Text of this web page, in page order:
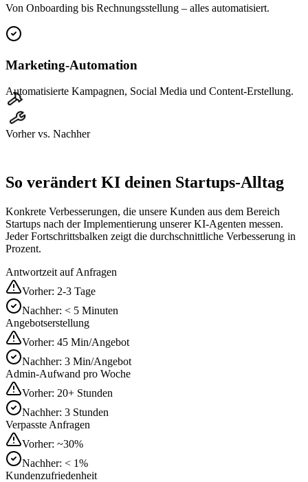
Von Onboarding bis Rechnungsstellung – alles automatisiert.
Marketing-Automation
Automatisierte Kampagnen, Social Media und Content-Erstellung.
Vorher vs. Nachher
So verändert KI deinen Startups-Alltag
Konkrete Verbesserungen, die unsere Kunden aus dem Bereich
Startups nach der Implementierung unserer KI-Agenten messen.
Jeder Fortschrittsbalken zeigt die durchschnittliche Verbesserung in
Prozent.
Antwortzeit auf Anfragen
Vorher: 2-3 Tage
Nachher: < 5 Minuten
Angebotserstellung
Vorher: 45 Min/Angebot
Nachher: 3 Min/Angebot
Admin-Aufwand pro Woche
Vorher: 20+ Stunden
Nachher: 3 Stunden
Verpasste Anfragen
Vorher: ~30%
Nachher: < 1%
Kundenzufriedenheit